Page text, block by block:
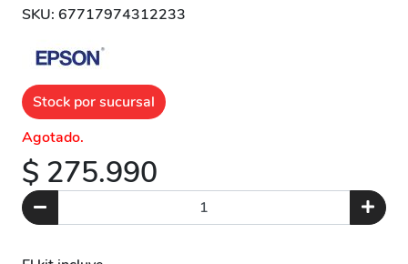
SKU: 67717974312233
Stock por sucursal
Agotado.
$ 275.990